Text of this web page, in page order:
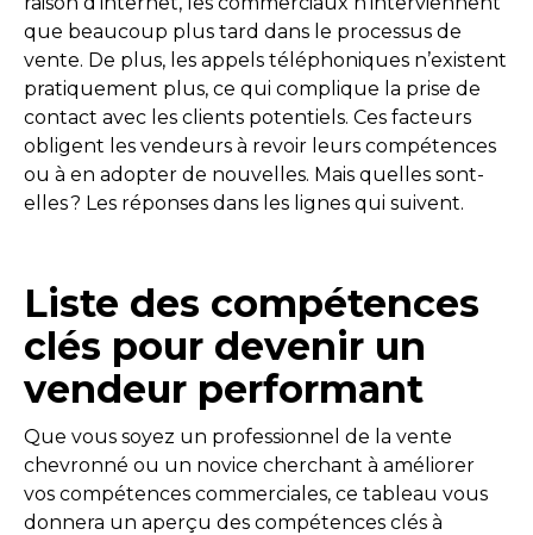
que beaucoup plus tard dans le processus de
vente. De plus, les appels téléphoniques n’existent
pratiquement plus, ce qui complique la prise de
contact avec les clients potentiels. Ces facteurs
obligent les vendeurs à revoir leurs compétences
ou à en adopter de nouvelles. Mais quelles sont-
elles ? Les réponses dans les lignes qui suivent.
Liste des compétences
clés pour devenir un
vendeur performant
Que vous soyez un professionnel de la vente
chevronné ou un novice cherchant à améliorer
vos compétences commerciales, ce tableau vous
donnera un aperçu des compétences clés à